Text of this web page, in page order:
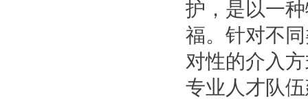
护，是以一
福。针对不
对性的介入
专业人才队